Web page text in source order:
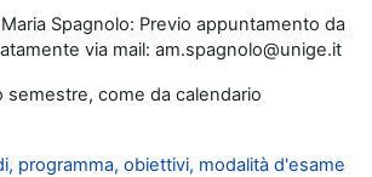
Spagnolo: Previo appuntamento da
via mail: am.spagnolo@unige.it
semestre, come da calendario
programma, obiettivi, modalità d'esame